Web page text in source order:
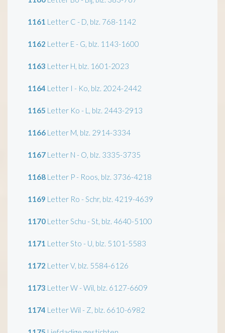
1161 Letter C - D, blz. 768-1142
1162 Letter E - G, blz. 1143-1600
1163 Letter H, blz. 1601-2023
1164 Letter I - Ko, blz. 2024-2442
1165 Letter Ko - L, blz. 2443-2913
1166 Letter M, blz. 2914-3334
1167 Letter N - O, blz. 3335-3735
1168 Letter P - Roos, blz. 3736-4218
1169 Letter Ro - Schr, blz. 4219-4639
1170 Letter Schu - St, blz. 4640-5100
1171 Letter Sto - U, blz. 5101-5583
1172 Letter V, blz. 5584-6126
1173 Letter W - Wil, blz. 6127-6609
1174 Letter Wil - Z, blz. 6610-6982